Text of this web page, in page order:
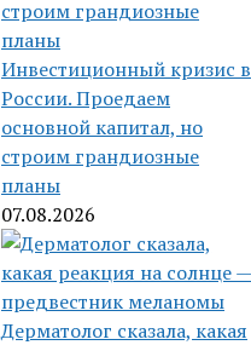
Инвестиционный кризис в
России. Проедаем
основной капитал, но
строим грандиозные
планы
07.08.2026
Дерматолог сказала, какая